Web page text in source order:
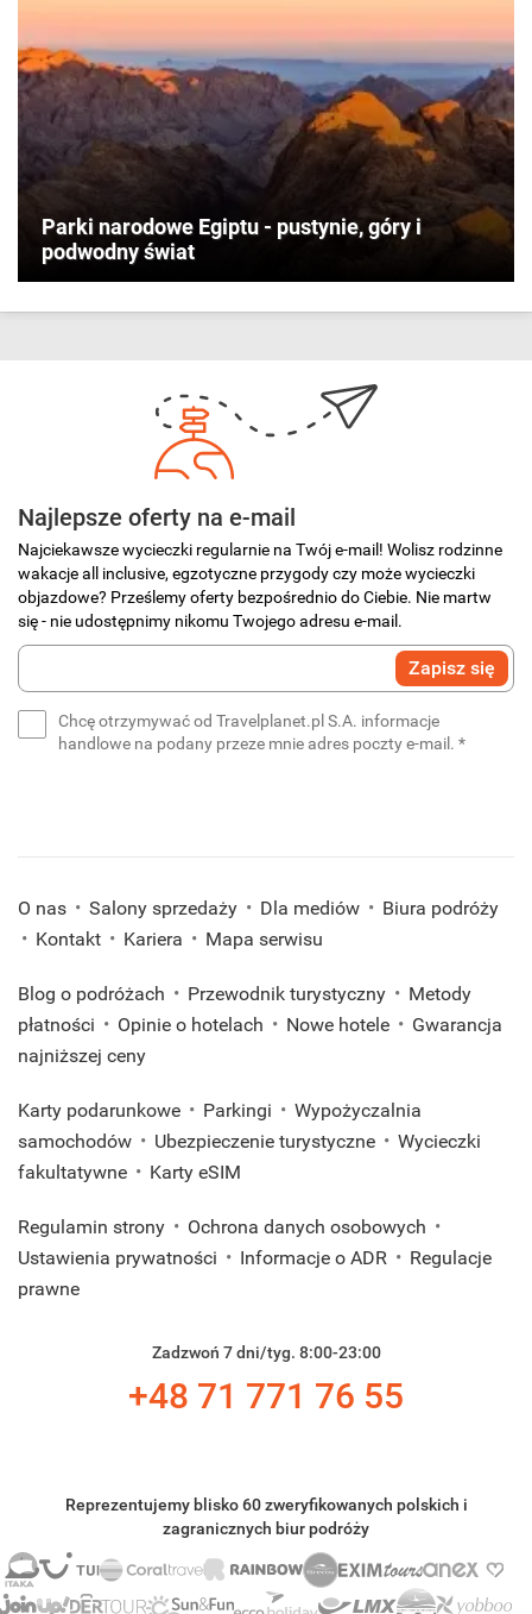
Parki narodowe Egiptu - pustynie, góry i
podwodny świat
Najlepsze oferty na e-mail
Najciekawsze wycieczki regularnie na Twój e-mail! Wolisz rodzinne
wakacje all inclusive, egzotyczne przygody czy może wycieczki
objazdowe? Prześlemy oferty bezpośrednio do Ciebie. Nie martw
się - nie udostępnimy nikomu Twojego adresu e-mail.
Wprowadź
swój
Zapisz się
Chcę otrzymywać od Travelplanet.pl S.A. informacje
handlowe na podany przeze mnie adres poczty e-mail. *
O nas Salony sprzedaży Dla mediów
Biura podróży
Kontakt
Kariera Mapa serwisu
Blog o podróżach Przewodnik turystyczny
Metody
płatności
Opinie o hotelach Nowe hotele
Gwarancja
najniższej ceny
Karty podarunkowe Parkingi
Wypożyczalnia
samochodów
Ubezpieczenie turystyczne
Wycieczki
fakultatywne
Karty eSIM
Regulamin strony
Ochrona danych osobowych
Ustawienia prywatności
Informacje o ADR
Regulacje
prawne
Zadzwoń 7 dni/tyg. 8:00-23:00
+48 71 771 76 55
Reprezentujemy blisko 60 zweryfikowanych polskich i
zagranicznych biur podróży